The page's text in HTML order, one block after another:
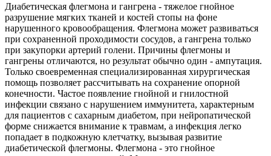
Диабетическая флегмона и гангрена - тяжелое гнойное
разрушение мягких тканей и костей стопы на фоне
нарушенного кровообращения. Флегмона может развиваться
при сохраненной проходимости сосудов, а гангрена только
при закупорки артерий голени. Причины флегмоны и
гангрены отличаются, но результат обычно один - ампутация.
Только своевременная специализированная хирургическая
помощь позволяет рассчитывать на сохранение опорной
конечности. Частое появление гнойной и гнилостной
инфекции связано с нарушением иммунитета, характерным
для пациентов с сахарным диабетом, при нейропатической
форме снижается внимание к травмам, а инфекция легко
попадает в подкожную клетчатку, вызывая развитие
диабетической флегмоны. Флегмона - это гнойное